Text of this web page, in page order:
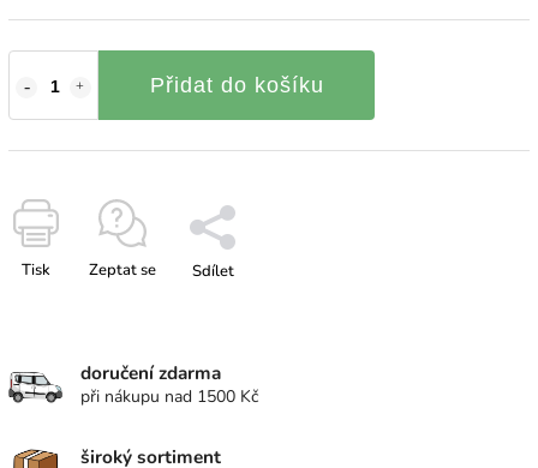
Přidat do košíku
Tisk Zeptat se Sdílet
doručení zdarma
při nákupu nad 1500 Kč
široký sortiment